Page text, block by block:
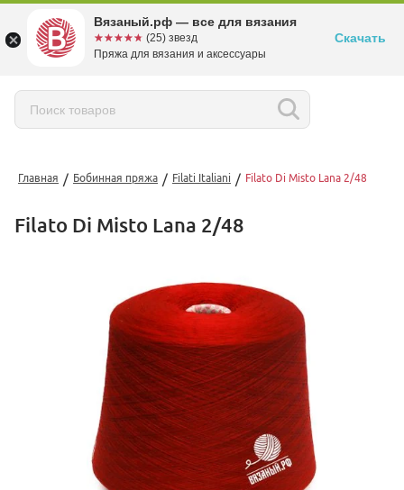
Главная / Бобинная пряжа / Filati Italiani / Filato Di Misto Lana 2/48
Filato Di Misto Lana 2/48
Вязаный.рф — все для вязания
☆☆☆☆☆
★★★★★ (25) звезд
Пряжа для вязания и аксессуары
Скачать